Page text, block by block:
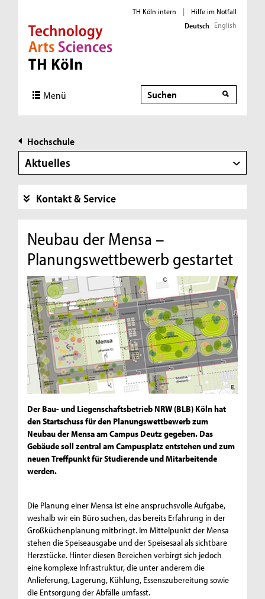
Direkt zur Hauptnavigation
Direkt zur Subnavigation
Direkt zum Inhalt
Direkt zum Fußbereich
TH Köln intern |
Hilfe im Notfall
Deutsch English
Menü Suche
Hochschule
Aktuelles
Kontakt & Service
Neubau der Mensa –
Planungswettbewerb gestartet
Der Bau- und Liegenschaftsbetrieb NRW (BLB) Köln hat
den Startschuss für den Planungswettbewerb zum
Neubau der Mensa am Campus Deutz gegeben. Das
Gebäude soll zentral am Campusplatz entstehen und zum
neuen Treffpunkt für Studierende und Mitarbeitende
werden.
Die Planung einer Mensa ist eine anspruchsvolle Aufgabe,
weshalb wir ein Büro suchen, das bereits Erfahrung in der
Großküchenplanung mitbringt. Im Mittelpunkt der Mensa
stehen die Speiseausgabe und der Speisesaal als sichtbare
Herzstücke. Hinter diesen Bereichen verbirgt sich jedoch
eine komplexe Infrastruktur, die unter anderem die
Anlieferung, Lagerung, Kühlung, Essenszubereitung sowie
die Entsorgung der Abfälle umfasst.